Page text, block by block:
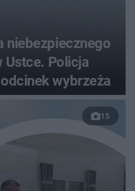
niebezpiecznego
Ustce. Policja
wybrzeża
15